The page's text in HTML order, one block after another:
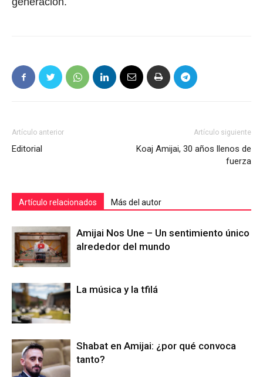
Artículo anterior
Editorial
Artículo siguiente
Koaj Amijai, 30 años llenos de
fuerza
Artículo relacionados Más del autor
Amijai Nos Une – Un sentimiento único
alrededor del mundo
La música y la tfilá
Shabat en Amijai: ¿por qué convoca
tanto?